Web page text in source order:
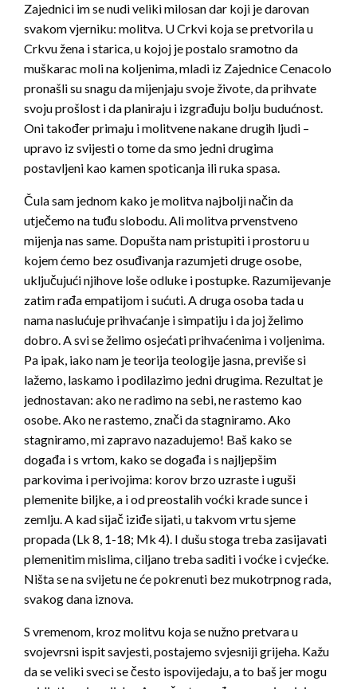
Zajednici im se nudi veliki milosan dar koji je darovan
svakom vjerniku: molitva. U Crkvi koja se pretvorila u
Crkvu žena i starica, u kojoj je postalo sramotno da
muškarac moli na koljenima, mladi iz Zajednice Cenacolo
pronašli su snagu da mijenjaju svoje živote, da prihvate
svoju prošlost i da planiraju i izgrađuju bolju budućnost.
Oni također primaju i molitvene nakane drugih ljudi –
upravo iz svijesti o tome da smo jedni drugima
postavljeni kao kamen spoticanja ili ruka spasa.
Čula sam jednom kako je molitva najbolji način da
utječemo na tuđu slobodu. Ali molitva prvenstveno
mijenja nas same. Dopušta nam pristupiti i prostoru u
kojem ćemo bez osuđivanja razumjeti druge osobe,
uključujući njihove loše odluke i postupke. Razumijevanje
zatim rađa empatijom i sućuti. A druga osoba tada u
nama naslućuje prihvaćanje i simpatiju i da joj želimo
dobro. A svi se želimo osjećati prihvaćenima i voljenima.
Pa ipak, iako nam je teorija teologije jasna, previše si
lažemo, laskamo i podilazimo jedni drugima. Rezultat je
jednostavan: ako ne radimo na sebi, ne rastemo kao
osobe. Ako ne rastemo, znači da stagniramo. Ako
stagniramo, mi zapravo nazadujemo! Baš kako se
događa i s vrtom, kako se događa i s najljepšim
parkovima i perivojima: korov brzo uzraste i uguši
plemenite biljke, a i od preostalih voćki krade sunce i
zemlju. A kad sijač iziđe sijati, u takvom vrtu sjeme
propada (Lk 8, 1-18; Mk 4). I dušu stoga treba zasijavati
plemenitim mislima, ciljano treba saditi i voćke i cvjećke.
Ništa se na svijetu ne će pokrenuti bez mukotrpnog rada,
svakog dana iznova.
S vremenom, kroz molitvu koja se nužno pretvara u
svojevrsni ispit savjesti, postajemo svjesniji grijeha. Kažu
da se veliki sveci se često ispovijedaju, a to baš jer mogu